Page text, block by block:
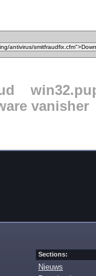
vanisher
Sections:
Nieuws